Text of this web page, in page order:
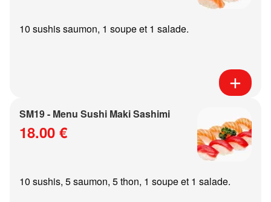
10 sushis saumon, 1 soupe et 1 salade.
SM19 - Menu Sushi Maki Sashimi
18.00 €
10 sushis, 5 saumon, 5 thon, 1 soupe et 1 salade.